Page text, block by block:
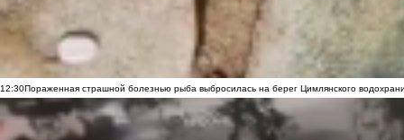
12:30Пораженная страшной болезнью рыба выбросилась на берег Цимлянского